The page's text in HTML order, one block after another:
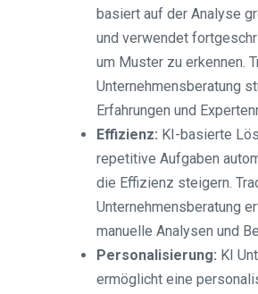
basiert auf der Analyse
und verwendet
um Muster zu erkennen.
Unternehmensberatung
Erfahrungen und
Effizienz: KI-basierte
repetitive Aufgaben
die Effizienz steigern.
Unternehmensberatung
manuelle Analysen und
Personalisierung: KI
ermöglicht eine